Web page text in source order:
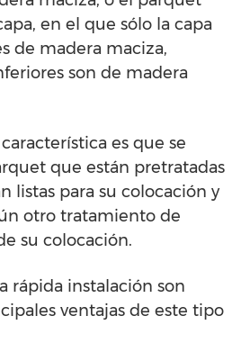
en el que sólo la capa
de madera maciza,
son de madera
es que se
que están pretratadas
listas para su colocación y
otro tratamiento de
su colocación.
rápida instalación son
ventajas de este tipo